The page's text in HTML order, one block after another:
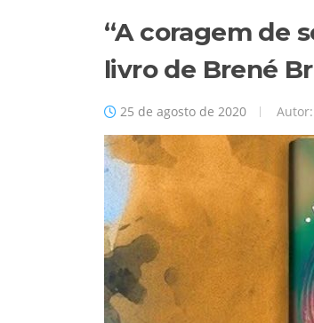
“A coragem de
livro de Brené
25 de agosto de 2020 Autor: